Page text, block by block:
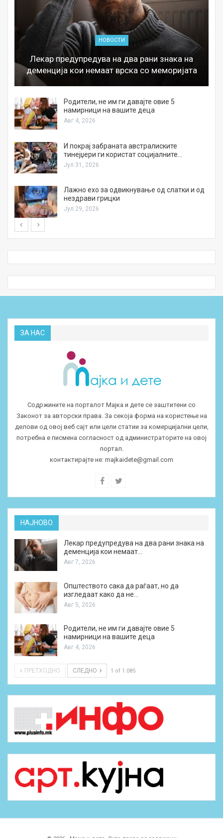
НОВОСТИ
Лекар предупредува на два рани знака на
деменција кои немаат врска со меморијата
Родители, не им ги давајте овие 5
намирници на вашите деца
Авг 4, 2026
И покрај забраната австралиските
тинејџери ги користат социјалните…
Јул 31, 2026
Лажно ехо за одвикнување од слатки и од
нездрави грицки
Јул 29, 2026
ЗА НАС
Содржините на порталот Мајка и дете се заштитени со
Законот за авторски права. За секоја форма на користење на
делови од овој веб сајт или цели статии за комерцијални цели,
потребна е писмена согласност од администраторите на овој
портал.
контактирајте не: majkaidete@gmail.com
НАЈНОВО
Лекар предупредува на два рани знака на
деменција кои немаат…
Авг 7, 2026
Општеството сака да раѓаат, но да
изгледаат како да не…
Авг 5, 2026
Родители, не им ги давајте овие 5
намирници на вашите деца
Авг 4, 2026
ПРЕТХОДНО СЛЕДНО 1 of 1.085